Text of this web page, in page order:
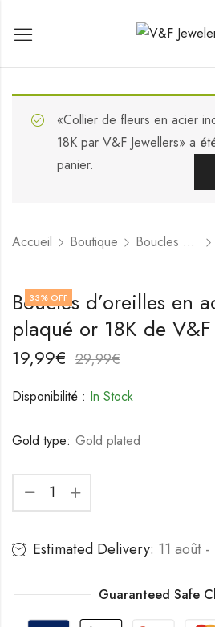
«Collier de fleurs en acier
18K par V&F Jewellers» a
panier.
Accueil Boutique Boucles d'oreilles
33% OFF
Boucles d’oreilles en
plaqué or 18K de V&F
19,99€ 29,99€
Disponibilité : In Stock
Gold type: Gold plated
Estimated Delivery: 11 août
Guaranteed Safe